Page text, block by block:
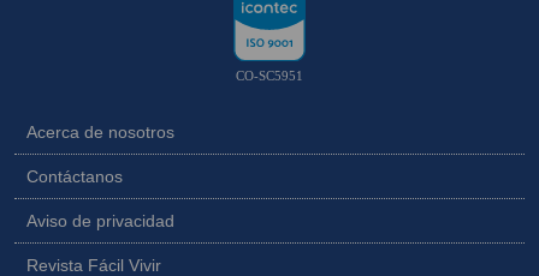
CO-SC5951
Acerca de nosotros
Contáctanos
Aviso de privacidad
Revista Fácil Vivir